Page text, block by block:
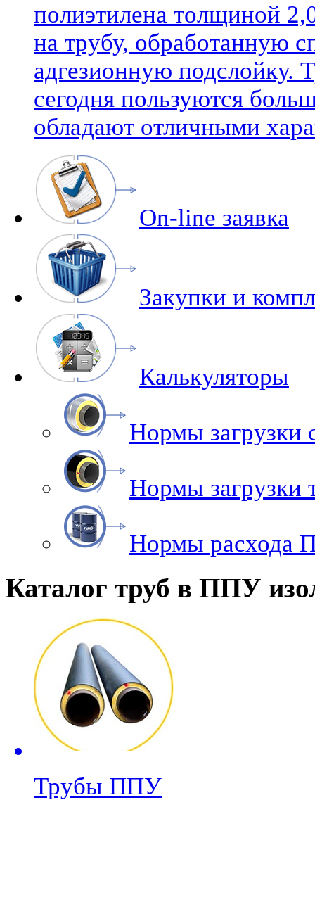
полиэтилена толщиной
на трубу, обработанную
адгезионную подслойку.
сегодня пользуются
обладают отличными
On-line заявка
Закупки и
Калькуляторы
Нормы загрузки
Нормы
Нормы расхода
Каталог труб в ППУ
Трубы ППУ